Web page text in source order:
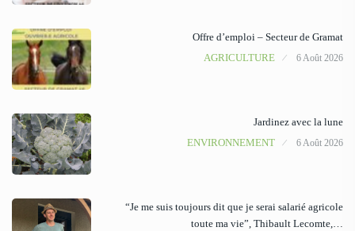
Offre d’emploi – Secteur de Gramat
AGRICULTURE
6 Août 2026
Jardinez avec la lune
ENVIRONNEMENT
6 Août 2026
“Je me suis toujours dit que je serai salarié agricole
toute ma vie”, Thibault Lecomte,…